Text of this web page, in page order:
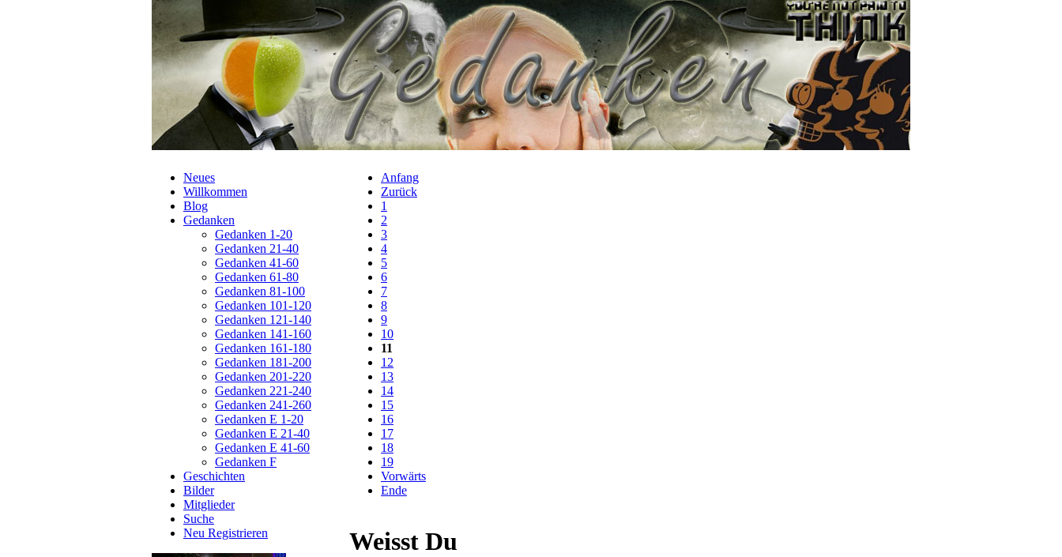
Anfang
Zurück
1
2
3
4
5
6
7
8
9
10
11
12
13
14
15
16
17
18
19
Vorwärts
Ende
Weisst Du
überspringen
Neues
Willkommen
Blog
Gedanken
Gedanken 1-20
Gedanken 21-40
Gedanken 41-60
Gedanken 61-80
Gedanken 81-100
Gedanken 101-120
Gedanken 121-140
Gedanken 141-160
Gedanken 161-180
Gedanken 181-200
Gedanken 201-220
Gedanken 221-240
Gedanken 241-260
Gedanken E 1-20
Gedanken E 21-40
Gedanken E 41-60
Gedanken F
Geschichten
Bilder
Mitglieder
Suche
Neu Registrieren